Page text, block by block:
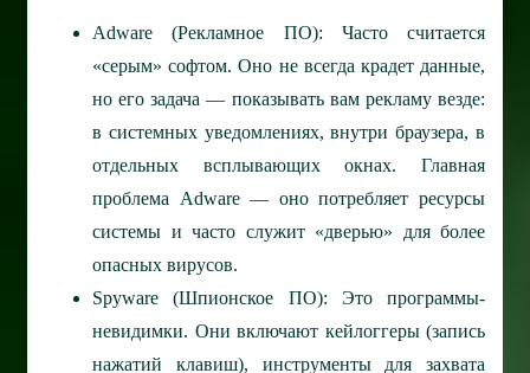
Adware (Рекламное ПО): Часто считается
«серым» софтом. Оно не всегда крадет данные,
но его задача — показывать вам рекламу везде:
в системных уведомлениях, внутри браузера, в
отдельных всплывающих окнах. Главная
проблема Adware — оно потребляет ресурсы
системы и часто служит «дверью» для более
опасных вирусов.
Spyware (Шпионское ПО): Это программы-
невидимки. Они включают кейлоггеры (запись
нажатий клавиш), инструменты для захвата